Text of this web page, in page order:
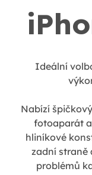
Ideální
Nabízí
fotoaparát a
hliníkové
zadní straně
problémů